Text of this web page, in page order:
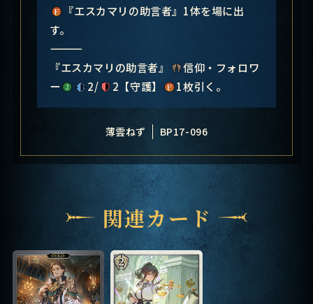
『エスカマリの助言者』1体を場に出
す。
―――――――――――――――
『エスカマリの助言者』
信仰・フォロワ
ー
2/ 2【守護】 1枚引く。
薄雲ねず BP17-096
関連カード